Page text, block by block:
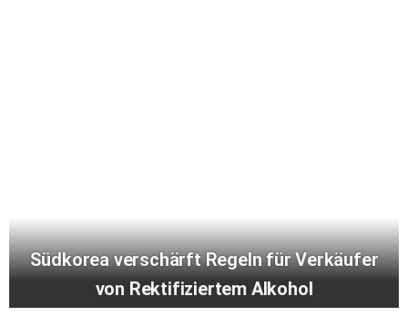
Südkorea verschärft Regeln für Verkäufer
von Rektifiziertem Alkohol